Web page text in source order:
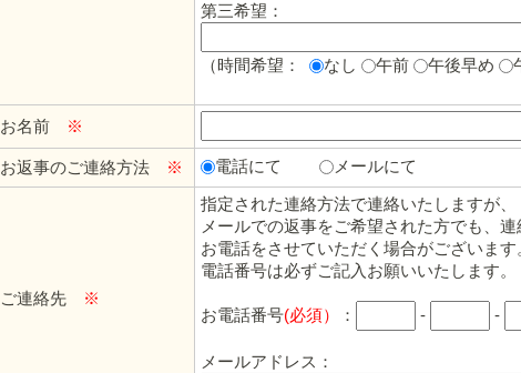
第三希望：
（時間希望： なし 午前 午後早め
お名前 ※
お返事のご連絡方法 ※ 電話にて メールにて
ご連絡先 ※
指定された連絡方法で連絡いたしますが、
メールでの返事をご希望された方でも、
お電話をさせていただく場合がございます
電話番号は必ずご記入お願いいたします。
お電話番号(必須） ： - -
メールアドレス：